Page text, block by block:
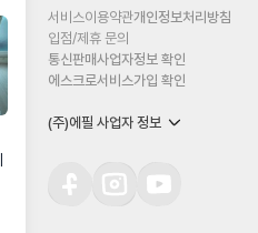
서비스이용약관개인정보처리방침
입점/제휴 문의
통신판매사업자정보 확인
에스크로서비스가입 확인
(주)에필 사업자 정보